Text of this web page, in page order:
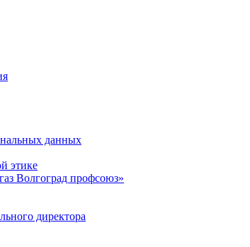
данных
этике
Волгоград профсоюз»
директора